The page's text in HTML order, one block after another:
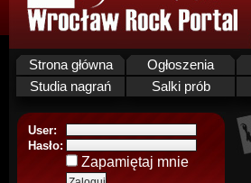
Strona główna Ogłoszenia
Studia nagrań
Salki prób
User:
Hasło:
Zapamiętaj mnie